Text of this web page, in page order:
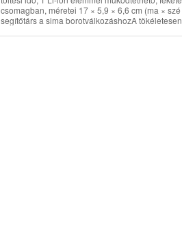
csomagban, méretei 17 × 5,9 × 6,6 cm (ma ×
segítőtárs a sima borotválkozáshozA